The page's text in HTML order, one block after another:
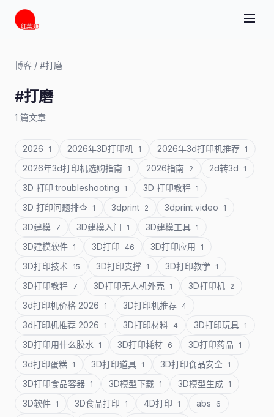
博客 / #打磨
#打磨
1 篇文章
2026 1 2026年3D打印机 1 2026年3d打印机推荐 1
2026年3d打印机选购指南 1 2026指南 2 2d转3d 1
3D 打印 troubleshooting 1 3D 打印教程 1
3D 打印问题排查 1 3dprint 2 3dprint video 1
3D建模 7 3D建模入门 1 3D建模工具 1
3D建模软件 1 3D打印 46 3D打印应用 1
3D打印技术 15 3D打印支撑 1 3D打印教学 1
3D打印教程 7 3D打印无人机外壳 1 3D打印机 2
3d打印机价格 2026 1 3D打印机推荐 4
3d打印机推荐 2026 1 3D打印材料 4 3D打印玩具 1
3D打印用什么胶水 1 3D打印耗材 6 3D打印药品 1
3d打印蛋糕 1 3D打印道具 1 3D打印食品安全 1
3D打印食品容器 1 3D模型下载 1 3D模型生成 1
3D软件 1 3D食品打印 1 4D打印 1 abs 6